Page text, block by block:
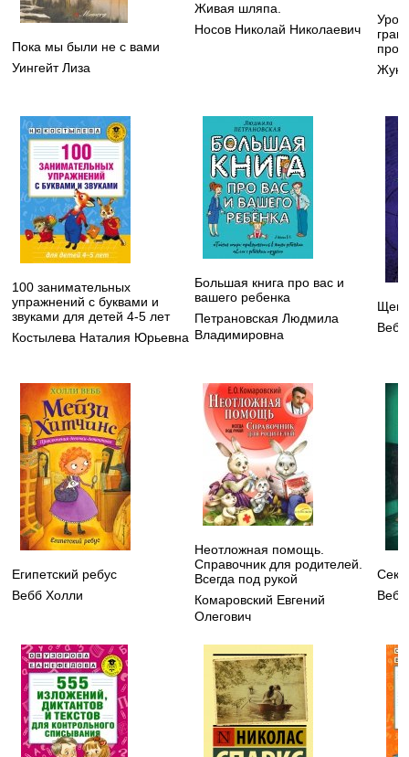
Пока мы были не с вами
Уингейт Лиза
Живая шляпа.
Носов Николай Николаевич
100 занимательных
упражнений с буквами и
звуками для детей 4-5 лет
Костылева Наталия Юрьевна
Большая книга про вас и
вашего ребенка
Петрановская Людмила
Владимировна
Египетский ребус
Вебб Холли
Неотложная помощь.
Справочник для родителей.
Всегда под рукой
Комаровский Евгений
Олегович